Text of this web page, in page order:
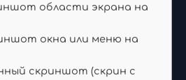
области экрана на
окна или меню на
скриншот (скрин с